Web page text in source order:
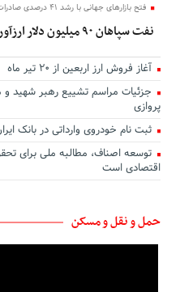
فتح بازارهای جهانی با رشد ۴۱ درصدی صادرات؛
نفت سپاهان ۹۰ میلیون دلار ارزآوری کرد
آغاز فروش ارز اربعین از ۲۰ تیر ماه
جزئیات مراسم تشییع رهبر شهید
پروازی
ثبت نام خودروی وارداتی در بانک
توسعه اصناف، مطالبه ملی برای
اقتصادی است
حمل و نقل و مسکن